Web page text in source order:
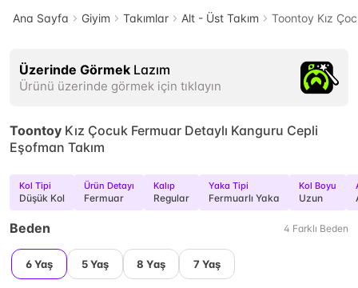
Ana Sayfa Giyim Takımlar Alt - Üst Takım Toontoy Kız
Üzerinde Görmek Lazım
Ürünü üzerinde görmek için tıklayın
Toontoy Kız Çocuk Fermuar Detaylı Kanguru Cepli
Eşofman Takım
Kol Tipi
Düşük Kol
Ürün Detayı
Fermuar
Kalıp
Regular
Yaka Tipi
Fermuarlı Yaka
Kol Boyu
Uzun
Beden 4 Farklı Beden
6 Yaş 5 Yaş 8 Yaş 7 Yaş